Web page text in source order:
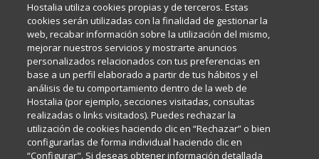
Internet y Tecnología.
Política de privacidad
Política de cookies
Aviso legal
Hostalia utiliza cookies propias y de terceros. Estas
cookies serán utilizadas con la finalidad de gestionar la
web, recabar información sobre la utilización del mismo,
mejorar nuestros servicios y mostrarte anuncios
personalizados relacionados con tus preferencias en
base a un perfil elaborado a partir de tus hábitos y el
análisis de tu comportamiento dentro de la web de
Hostalia (por ejemplo, secciones visitadas, consultas
realizadas o links visitados). Puedes rechazar la
utilización de cookies haciendo clic en “Rechazar” o bien
configurarlas de forma individual haciendo clic en
“Configurar". Si deseas obtener información detallada